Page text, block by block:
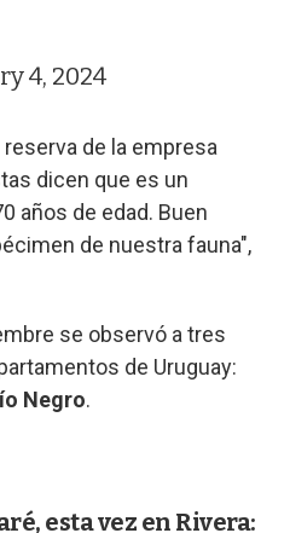
4, 2024
de la empresa
dicen que es un
años de edad. Buen
de nuestra fauna",
se observó a tres
de Uruguay:
Negro.
esta vez en Rivera: